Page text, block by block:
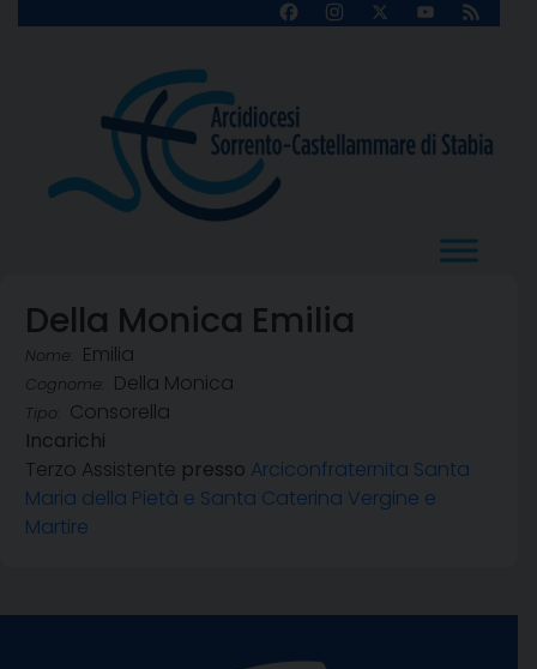
FacebookInstagram
X
YouTube
Feed
Della Monica Emilia
Nome: Emilia
Cognome: Della Monica
Tipo:
Consorella
Incarichi
Terzo Assistente presso Arciconfraternita Santa
Maria della Pietà e Santa Caterina Vergine e
Martire